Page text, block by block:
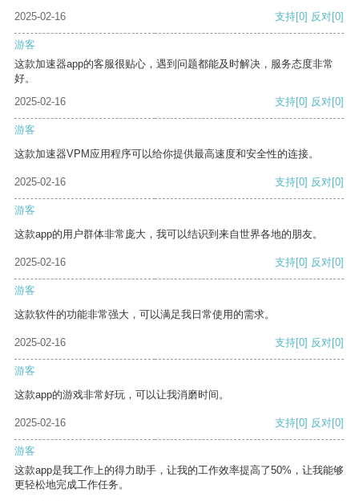
2025-02-16 支持[0] 反对[0]
游客
这款加速器app的客服很贴心，遇到问题都能及时解决，服务态度非常
好。
2025-02-16
支持[0] 反对[0]
游客
这款加速器VPM应用程序可以给你提供最高速度和安全性的连接。
2025-02-16 支持[0] 反对[0]
游客
这款app的用户群体非常庞大，我可以结识到来自世界各地的朋友。
2025-02-16 支持[0] 反对[0]
游客
这款软件的功能非常强大，可以满足我日常使用的需求。
2025-02-16 支持[0] 反对[0]
游客
这款app的游戏非常好玩，可以让我消磨时间。
2025-02-16 支持[0] 反对[0]
游客
这款app是我工作上的得力助手，让我的工作效率提高了50%，让我能够
更轻松地完成工作任务。